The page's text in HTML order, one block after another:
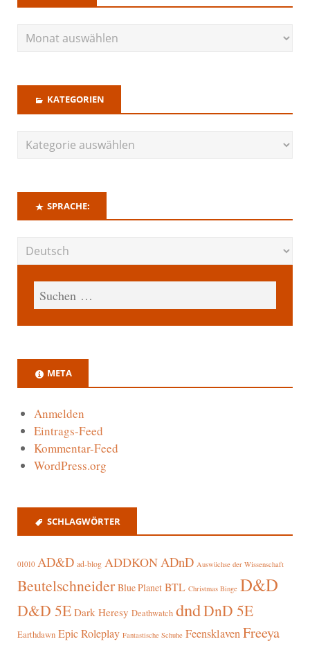
KATEGORIEN
SPRACHE:
META
Anmelden
Eintrags-Feed
Kommentar-Feed
WordPress.org
SCHLAGWÖRTER
01010 AD&D ad-blog ADDKONADnD Auswüchse der Wissenschaft
Beutelschneider Blue Planet BTL Christmas Binge D&D
D&D 5E Dark Heresy Deathwatch dndDnD 5E
Earthdawn Epic Roleplay Fantastische Schuhe FeensklavenFreeya